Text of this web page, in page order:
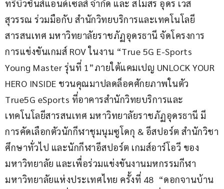
ทริบิวชั่นส์แอนด์เซลส์ จำกัด และ สโมสร อุดร เวส
สุวรรณ ร่วมมือกับ สำนักวิทยบริการและเทคโนโลยี
สารสนเทศ มหาวิทยาลัยราชภัฏอุดรธานี จัดโครงการ
การแข่งขันเกมส์ ROV ในงาน “True 5G E-Sports
Young Master รุ่นที่ 1”ภายใต้แคมเปญ UNLOCK YOUR
HERO INSIDE ชวนคุณมาปลดล็อคศักยภาพในตัว
True5G eSports ที่อาคารสำนักวิทยบริการและ
เทคโนโลยีสารสนเทศ มหาวิทยาลัยราชภัฏอุดรธานี มี
การคัดเลือกตัวนักกีฬาชุมนุมซูโดกุ & อีสปอร์ต สำนักวิชา
ศึกษาทั่วไป และนักกีฬาอีสปอร์ต เกมส์อาร์โอวี ของ
มหาวิทยาลัย และเพื่อร่วมแข่งขันงานมหกรรมกีฬา
มหาวิทยาลัยแห่งประเทศไทย ครั้งที่ 48  “ดอกจานบ้าน